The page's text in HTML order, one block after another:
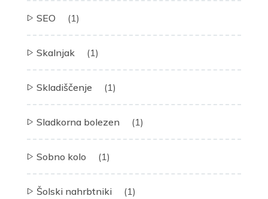
SEO (1)
Skalnjak (1)
Skladiščenje (1)
Sladkorna bolezen (1)
Sobno kolo (1)
Šolski nahrbtniki (1)